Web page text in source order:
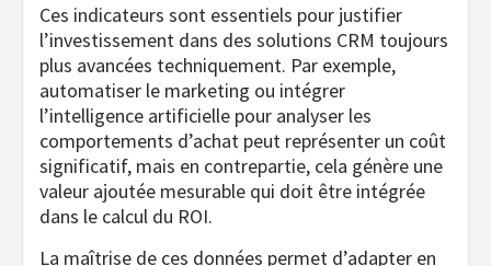
Ces indicateurs sont essentiels pour justifier
l’investissement dans des solutions CRM toujours
plus avancées techniquement. Par exemple,
automatiser le marketing ou intégrer
l’intelligence artificielle pour analyser les
comportements d’achat peut représenter un coût
significatif, mais en contrepartie, cela génère une
valeur ajoutée mesurable qui doit être intégrée
dans le calcul du ROI.
La maîtrise de ces données permet d’adapter en